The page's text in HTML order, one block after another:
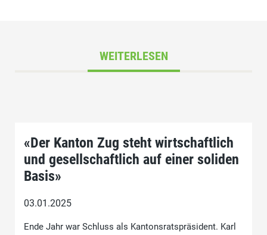
WEITERLESEN
«Der Kanton Zug steht wirtschaftlich
und gesellschaftlich auf einer soliden
Basis»
03.01.2025
Ende Jahr war Schluss als Kantonsratspräsident. Karl